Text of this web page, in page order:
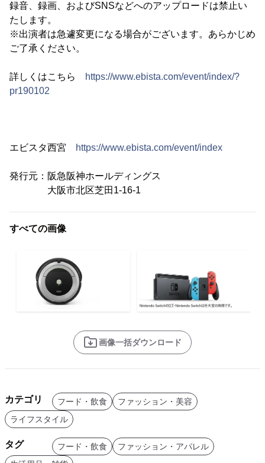
録音、録画、およびSNSなどへのアップロードは禁止い
たします。
※出演者は急遽変更になる場合がございます。あらかじめ
ご了承ください。
詳しくはこちら
https://www.ebista.com/event/index/?
pr190102
エビスタ西宮 https://www.ebista.com/event/index
発行元：阪急阪神ホールディングス
大阪市北区芝田1-16-1
すべての画像
画像一括ダウンロード
カテゴリ フード・飲食
ファッション・美容
ライフスタイル
タグ フード・飲食
ファッション・アパレル